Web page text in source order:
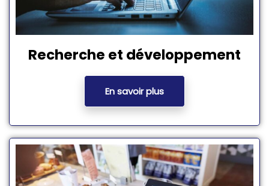
Recherche et développement
En savoir plus